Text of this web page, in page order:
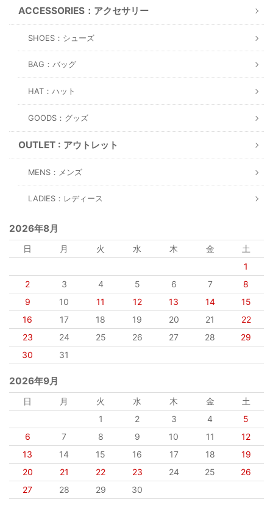
ACCESSORIES：アクセサリー
SHOES：シューズ
BAG：バッグ
HAT：ハット
GOODS：グッズ
OUTLET : アウトレット
MENS：メンズ
LADIES：レディース
2026年8月
日 月 火 水 木 金
土
1
2
3 4 5 6 7
8
9
10 11 12 13 14
15
16
17 18 19 20 21
22
23
24 25 26 27 28
29
30
31
2026年9月
日 月 火 水 木 金
土
1
2 3 4
5
6
7 8 9 10 11
12
13
14 15 16 17 18
19
20
21 22 23 24 25
26
27
28 29 30